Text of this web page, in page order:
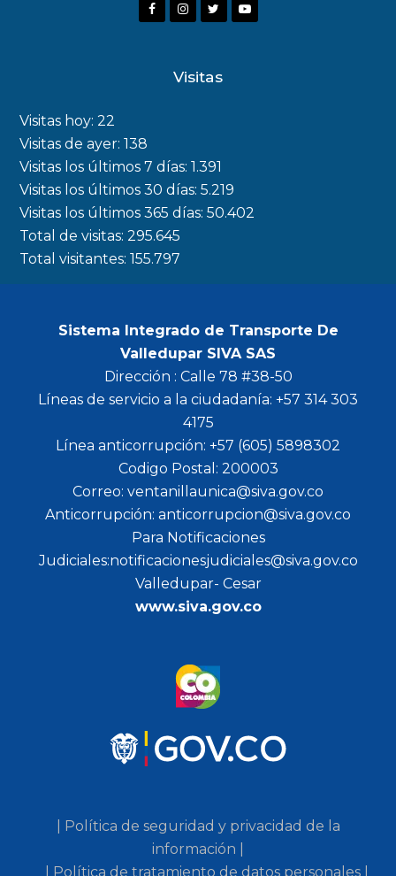
F
o
k
I
a
m
r
Y
Visitas
Visitas hoy:22
Visitas de ayer:138
Visitas los últimos 7 días:1.391
Visitas los últimos 30 días:5.219
Visitas los últimos 365 días:50.402
Total de visitas:295.645
Total visitantes:155.797
Sistema Integrado de Transporte De
Valledupar SIVA SAS
Dirección : Calle 78 #38-50
Líneas de servicio a la ciudadanía: +57 314 303
4175
Línea anticorrupción: +57 (605) 5898302
Codigo Postal: 200003
Correo: ventanillaunica@siva.gov.co
Anticorrupción: anticorrupcion@siva.gov.co
Para Notificaciones
Judiciales:notificacionesjudiciales@siva.gov.co
Valledupar- Cesar
www.siva.gov.co
| Política de seguridad y privacidad de la
información |
| Política de tratamiento de datos personales |